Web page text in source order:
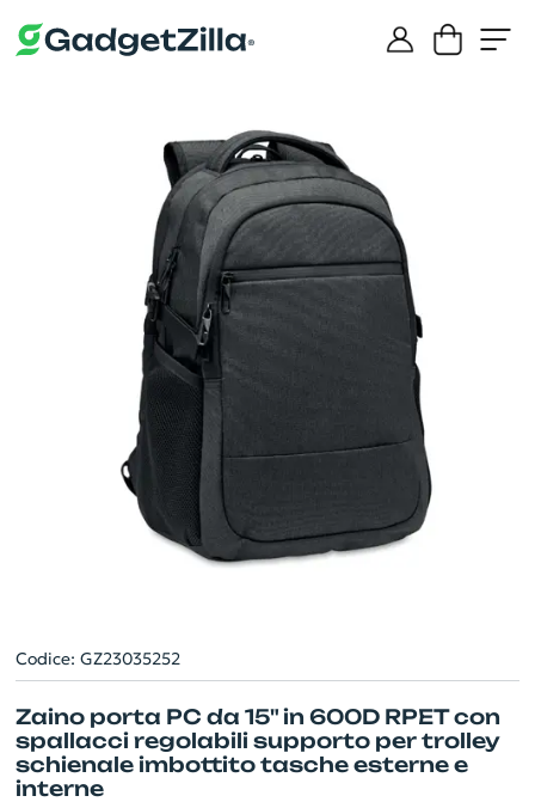
Codice: GZ23035252
Zaino porta PC da 15" in 600D RPET con
spallacci regolabili supporto per trolley
schienale imbottito tasche esterne e
interne